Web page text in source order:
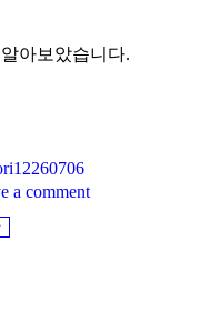
아보았습니다.
a comment